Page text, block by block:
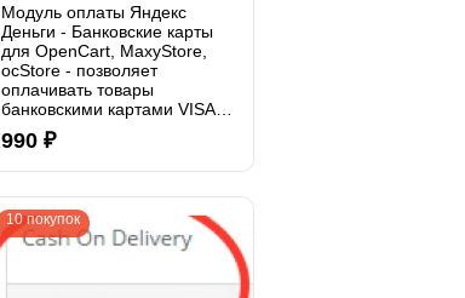
Модуль оплаты Яндекс
Деньги - Банковские карты
для OpenCart, MaxyStore,
ocStore - позволяет
оплачивать товары
банковскими картами VISA,
MasterCard, Maestro
выпущенными в любой
картами VISA, MasterCard..
990 ₽
10 покупок